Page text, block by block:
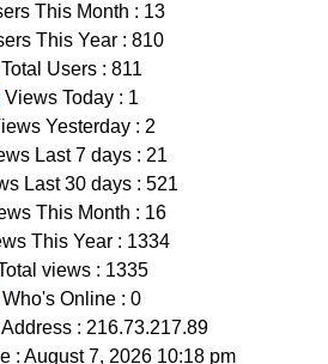
This Month : 13
This Year : 810
Total Users : 811
Views Today : 1
Yesterday : 2
Last 7 days : 21
Last 30 days : 521
This Month : 16
This Year : 1334
views : 1335
Who's Online : 0
: 216.73.217.89
: August 7, 2026 10:18 pm